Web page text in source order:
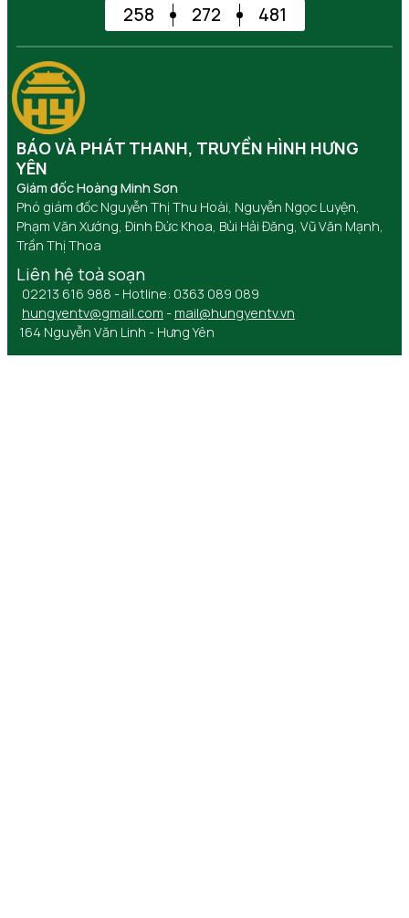
258 272 481
BÁO VÀ PHÁT THANH, TRUYỀN HÌNH HƯNG
YÊN
Giám đốc Hoàng Minh Sơn
Phó giám đốc Nguyễn Thị Thu Hoài, Nguyễn Ngọc Luyện,
Phạm Văn Xướng, Đinh Đức Khoa, Bùi Hải Đăng, Vũ Văn Mạnh,
Trần Thị Thoa
Liên hệ toà soạn
02213 616 988 - Hotline: 0363 089 089
hungyentv@gmail.com - mail@hungyentv.vn
164 Nguyễn Văn Linh - Hưng Yên